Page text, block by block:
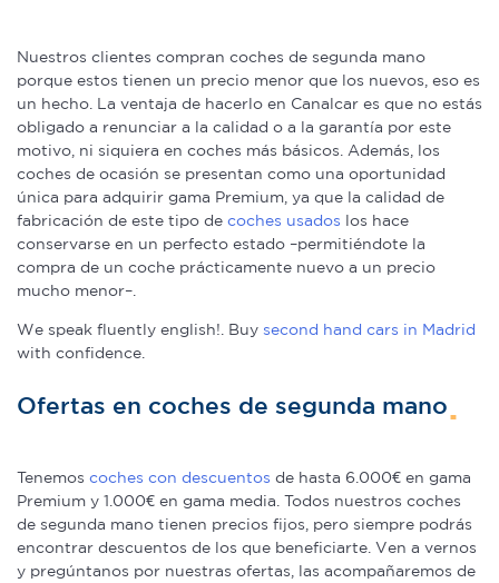
Nuestros clientes compran coches de segunda mano
porque estos tienen un precio menor que los nuevos, eso es
un hecho. La ventaja de hacerlo en Canalcar es que no estás
obligado a renunciar a la calidad o a la garantía por este
motivo, ni siquiera en coches más básicos. Además, los
coches de ocasión se presentan como una oportunidad
única para adquirir gama Premium, ya que la calidad de
fabricación de este tipo de coches usados los hace
conservarse en un perfecto estado –permitiéndote la
compra de un coche prácticamente nuevo a un precio
mucho menor–.
We speak fluently english!. Buy second hand cars in Madrid
with confidence.
Ofertas en coches de segunda mano
Tenemos coches con descuentos de hasta 6.000€ en gama
Premium y 1.000€ en gama media. Todos nuestros coches
de segunda mano tienen precios fijos, pero siempre podrás
encontrar descuentos de los que beneficiarte. Ven a vernos
y pregúntanos por nuestras ofertas, las acompañaremos de